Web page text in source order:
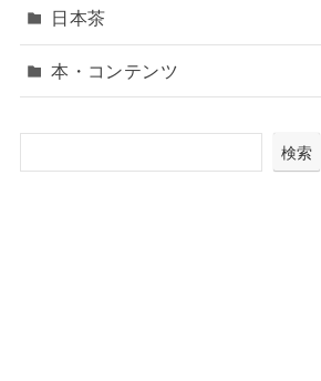
日本茶
本・コンテンツ
検索